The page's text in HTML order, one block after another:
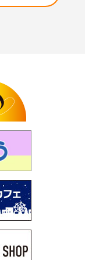
モク雲～」
よう」
物と化石に魅
ミステリー～
てこわくな